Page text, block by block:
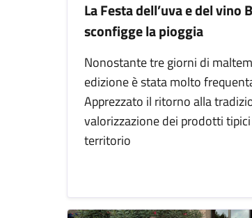
La Festa dell’uva e del vino
sconfigge la pioggia
Nonostante tre giorni di
edizione è stata molto
Apprezzato il ritorno alla
valorizzazione dei prodotti
territorio